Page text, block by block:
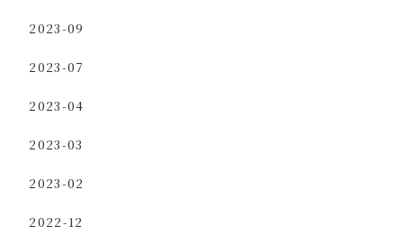
2023-09
2023-07
2023-04
2023-03
2023-02
2022-12